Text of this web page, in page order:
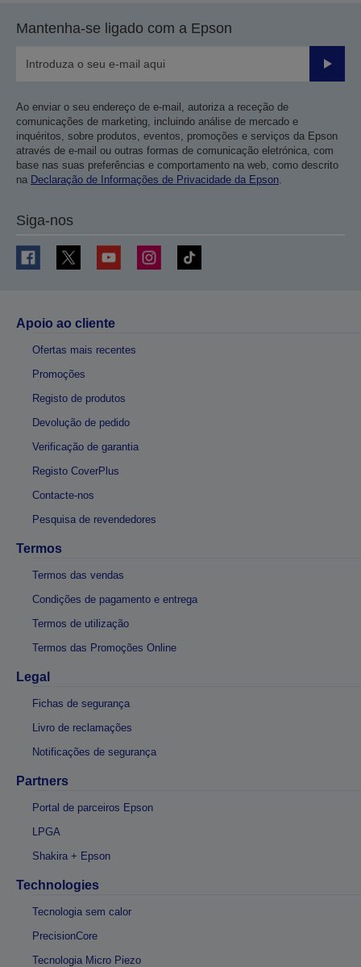
Mantenha-se ligado com a Epson
Enviar
Ao enviar o seu endereço de e-mail, autoriza a receção de
comunicações de marketing, incluindo análise de mercado e
inquéritos, sobre produtos, eventos, promoções e serviços da Epson
através de e-mail ou outras formas de comunicação eletrónica, com
base nas suas preferências e comportamento na web, como descrito
na Declaração de Informações de Privacidade da Epson.
Siga-nos
Apoio ao cliente
Ofertas mais recentes
Promoções
Registo de produtos
Devolução de pedido
Verificação de garantia
Registo CoverPlus
Contacte-nos
Pesquisa de revendedores
Termos
Termos das vendas
Condições de pagamento e entrega
Termos de utilização
Termos das Promoções Online
Legal
Fichas de segurança
Livro de reclamações
Notificações de segurança
Partners
Portal de parceiros Epson
LPGA
Shakira + Epson
Technologies
Tecnologia sem calor
PrecisionCore
Tecnologia Micro Piezo